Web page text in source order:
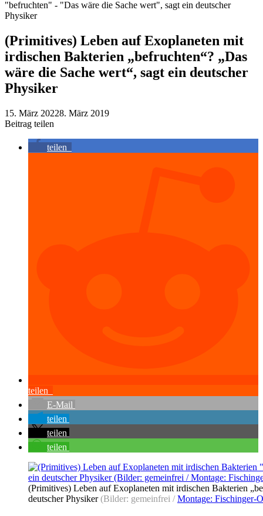
(Primitives) Leben auf Exoplaneten mit
irdischen Bakterien „befruchten“? „Das
wäre die Sache wert“, sagt ein deutscher
Physiker
15. März 20228. März 2019
Beitrag teilen
teilen
teilen
E-Mail
teilen
teilen
teilen
(Primitives) Leben auf Exoplaneten mit irdischen Bakterien
deutscher Physiker(Bilder: gemeinfrei /Montage: Fischinger-